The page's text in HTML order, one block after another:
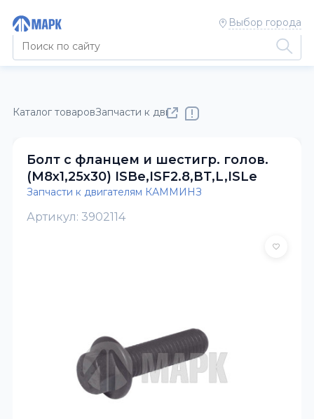
Выбор города
Каталог товаровЗапчасти к двигателям КАММИНЗ
Болт с фланцем и шестигр. голов.
(М8х1,25х30) ISBe,ISF2.8,ВТ,L,ISLe
Запчасти к двигателям КАММИНЗ
Артикул: 3902114